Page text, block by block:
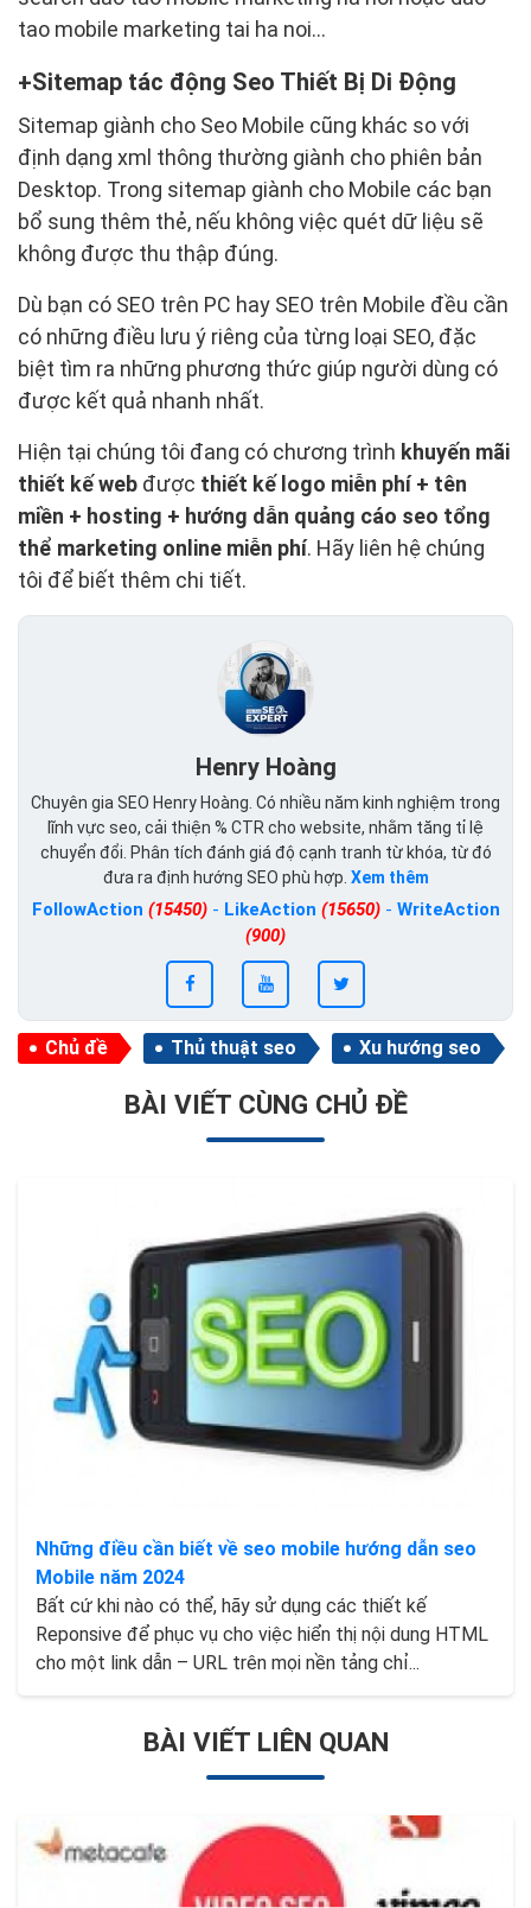
tao mobile marketing tai ha noi...
Sitemap tác động Seo Thiết Bị Di Động
Sitemap giành cho Seo Mobile cũng khác so với
định dạng xml thông thường giành cho phiên bản
Desktop. Trong sitemap giành cho Mobile các bạn
bổ sung thêm thẻ, nếu không việc quét dữ liệu sẽ
không được thu thập đúng.
Dù bạn có SEO trên PC hay SEO trên Mobile đều cần
có những điều lưu ý riêng của từng loại SEO, đặc
biệt tìm ra những phương thức giúp người dùng có
được kết quả nhanh nhất.
Hiện tại chúng tôi đang có chương trình khuyến mãi
thiết kế web được thiết kế logo miễn phí + tên
miền + hosting + hướng dẫn quảng cáo seo tổng
thể marketing online miễn phí. Hãy liên hệ chúng
tôi để biết thêm chi tiết.
Henry Hoàng
Chuyên gia SEO Henry Hoàng. Có nhiều năm kinh nghiệm trong
lĩnh vực seo, cải thiện % CTR cho website, nhằm tăng tỉ lệ
chuyển đổi. Phân tích đánh giá độ cạnh tranh từ khóa, từ đó
đưa ra định hướng SEO phù hợp. Xem thêm
FollowAction (15450)- LikeAction (15650)- WriteAction
(900)
Chủ đề Thủ thuật seo Xu hướng seo
BÀI VIẾT CÙNG CHỦ ĐỀ
Những điều cần biết về seo mobile hướng dẫn seo
Mobile năm 2024
Bất cứ khi nào có thể, hãy sử dụng các thiết kế
Reponsive để phục vụ cho việc hiển thị nội dung HTML
cho một link dẫn – URL trên mọi nền tảng chỉ...
BÀI VIẾT LIÊN QUAN